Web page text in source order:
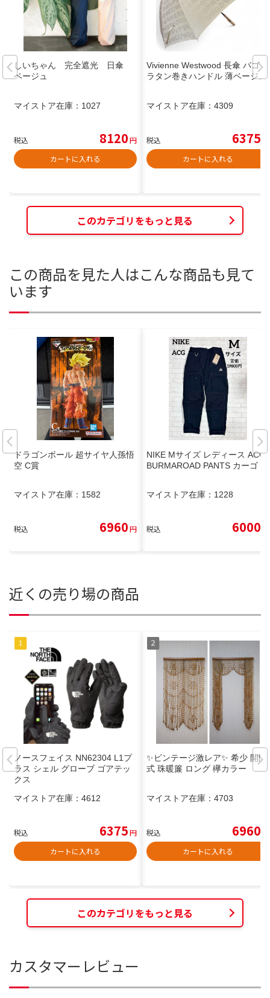
しいちゃん 完全遮光 日傘
ベージュ
マイストア在庫： 1027
税込 8120円
カートに入れる
Vivienne Westwood 長傘 パゴダ
ラタン巻きハンドル 薄ベージュ
マイストア在庫： 4309
税込 6375
カートに入れる
このカテゴリをもっと見る
この商品を見た人はこんな商品も見て
います
ドラゴンボール 超サイヤ人孫悟
空 C賞
マイストア在庫： 1582
税込 6960円
NIKE Mサイズ レディース ACG
BURMAROAD PANTS カーゴ
マイストア在庫： 1228
税込 6000
近くの売り場の商品
ノースフェイス NN62304 L1プ
ラス シェル グローブ ゴアテッ
クス
マイストア在庫： 4612
税込 6375円
カートに入れる
✨ビンテージ激レア✨ 希少 開閉
式 珠暖簾 ロング 欅カラー
マイストア在庫： 4703
税込 6960
カートに入れる
このカテゴリをもっと見る
カスタマーレビュー